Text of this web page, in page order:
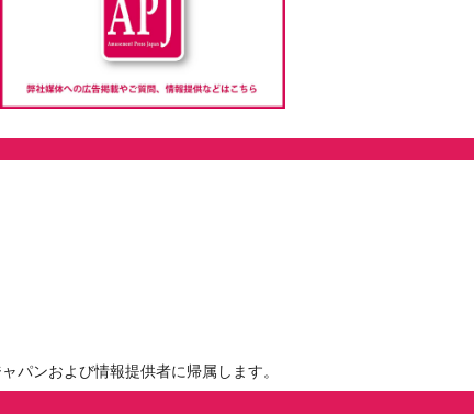
パンおよび情報提供者に帰属します。